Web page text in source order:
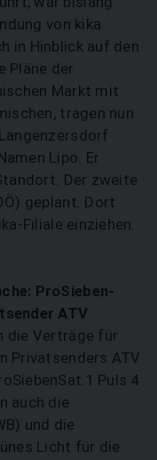
von kika
in Hinblick auf den
Pläne der
Markt mit
tragen nun
Lipo. Er
Der zweite
geplant. Dort
Filiale einziehen.
ProSieben-
ATV
die Verträge für
Privatsenders ATV
Puls 4
auch die
und die
Licht für die